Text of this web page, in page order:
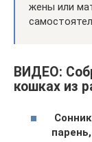
жены или
ВИДЕО:
кошках из